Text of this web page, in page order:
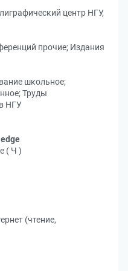
центр НГУ,
прочие; Издания
школьное;
Труды
НГУ
( Ч )
(чтение,